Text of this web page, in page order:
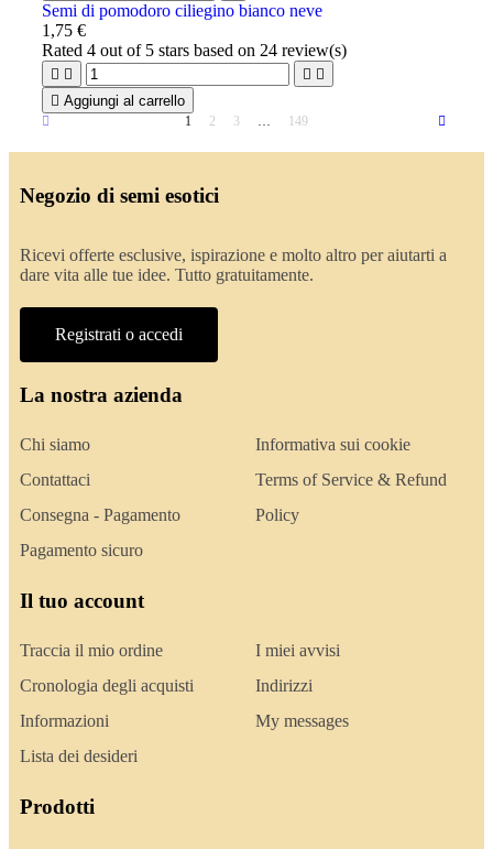
Semi di pomodoro ciliegino bianco neve
1,75 €
Rated4 out of 5 stars based on 24 review(s)
   
 Aggiungi al carrello
1 2 3 … 149
Negozio di semi esotici
Ricevi offerte esclusive, ispirazione e molto altro per aiutarti a
dare vita alle tue idee. Tutto gratuitamente.
Registrati o accedi
La nostra azienda
Chi siamo
Contattaci
Consegna - Pagamento
Pagamento sicuro
Informativa sui cookie
Terms of Service & Refund
Policy
Il tuo account
Traccia il mio ordine
Cronologia degli acquisti
Informazioni
Lista dei desideri
I miei avvisi
Indirizzi
My messages
Prodotti